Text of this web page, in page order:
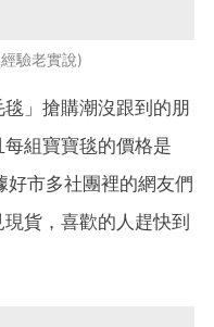
驗老實說
」搶購潮沒跟到的朋
組寶寶毯的價格是
市多社團裡的網友們
貨，喜歡的人趕快到